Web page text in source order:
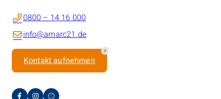
0800 – 14 16 000
info@amarc21.de
Kontakt aufnehmen